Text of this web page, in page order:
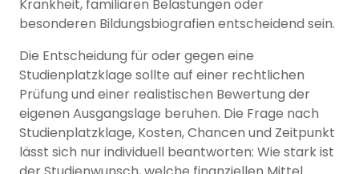
Krankheit, familiären Belastungen oder
besonderen Bildungsbiografien entscheidend sein.
Die Entscheidung für oder gegen eine
Studienplatzklage sollte auf einer rechtlichen
Prüfung und einer realistischen Bewertung der
eigenen Ausgangslage beruhen. Die Frage nach
Studienplatzklage, Kosten, Chancen und Zeitpunkt
lässt sich nur individuell beantworten: Wie stark ist